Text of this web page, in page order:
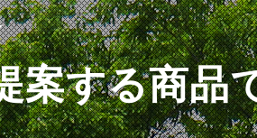
案する商品